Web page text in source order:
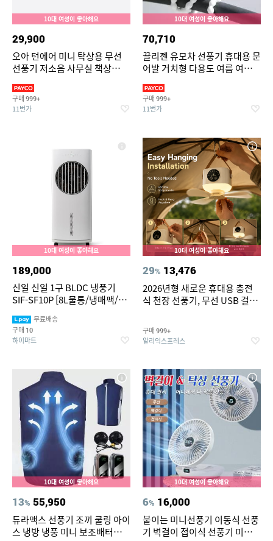
10대 여성이 좋아해요
29,900
오아 턴에어 미니 탁상용 무선
선풍기 저소음 사무실 책상
우회전 BLDC 서큘레이터
구매 999+
11번가
10대 여성이 좋아해요
70,710
끌리젠 유모차 선풍기 휴대용 문
어발 거치형 다용도 여름 여행용
구매 999+
11번가
10대 여성이 좋아해요
189,000
신일 신일 1구 BLDC 냉풍기
SIF-SF10P [8L물통/냉매팩/자
속/9시간타이머]
무료배송
구매 10
하이마트
10대 여성이 좋아해요
29% 13,476
2026년형 새로운 휴대용 충전
식 천장 선풍기, 무선 USB 걸이
외 캠핑용)
구매 999+
알리익스프레스
10대 여성이 좋아해요
13% 55,950
듀라맥스 선풍기 조끼 쿨링 아이
스 냉방 냉풍 미니 보조배터리
10대 여성이 좋아해요
6% 16,000
붙이는 미니선풍기 이동식 선풍
기 벽걸이 접이식 선풍기 미니에